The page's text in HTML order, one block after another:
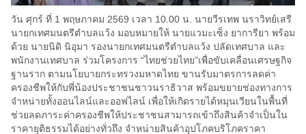
วัน ศุกร์ ที่ 1 พฤษภาคม 2569 เวลา 10.00 น. นายวีรเทพ นราวิทย์เสรี
นายกเทศมนตรีตำบลแว้ง มอบหมายให้ นายแวมะเซ็ง ยาการียา พร้อม
ด้วย นายนิดิ นิอุมา รองนายกเทศมนตรีตำบลแว้ง ปลัดเทศบาล และ
พนักงานเทศบาล ร่วมโครงการ “ไทยช่วยไทย”เพื่อขับเคลื่อนเศรษฐกิจ
ฐานราก ตามนโยบายกระทรวงมหาดไทย ขานรับมาตรการลดค่า
ครองชีพให้กับพี่น้องประชาชนชาวนราธิวาส พร้อมขยายช่องทางการ
จำหน่ายทั้งออนไลน์และออฟไลน์ เพื่อให้เกิดรายได้หมุนเวียนในพื้นที่
ช่วยลดภาระค่าครองชีพให้ประชาชนสามารถเข้าถึงสินค้าจำเป็นใน
ราคายุติธรรมได้อย่างทั่วถึง จำหน่ายสินค้าอุปโภคบริโภคราคา